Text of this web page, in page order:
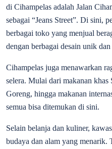
di Cihampelas adalah Jalan
sebagai “Jeans Street”. Di sini,
berbagai toko yang menjual
dengan berbagai desain unik
Cihampelas juga menawarkan
selera. Mulai dari makanan
Goreng, hingga makanan
semua bisa ditemukan di sini.
Selain belanja dan kuliner,
budaya dan alam yang menarik.